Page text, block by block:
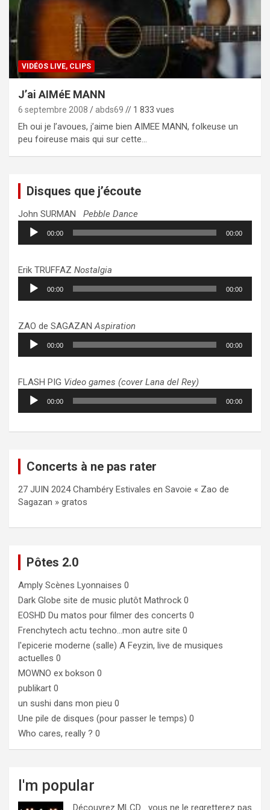
VIDÉOS LIVE, CLIPS
J’ai AIMéE MANN
6 septembre 2008 abds69 // 1 833 vues
Eh oui je l’avoues, j’aime bien AIMEE MANN, folkeuse un
peu foireuse mais qui sur cette…
Disques que j’écoute
John SURMAN Pebble Dance
Lecteur
audio
00:00 00:00
Erik TRUFFAZ Nostalgia
Lecteur
audio
00:00 00:00
ZAO de SAGAZANAspiration
Lecteur
audio
00:00 00:00
FLASH PIG Video games (cover Lana del Rey)
Lecteur
audio
00:00 00:00
Concerts à ne pas rater
27 JUIN 2024 Chambéry Estivales en Savoie « Zao de
Sagazan » gratos
Pôtes 2.0
Amply Scènes Lyonnaises 0
Dark Globe site de music plutôt Mathrock 0
EOSHD Du matos pour filmer des concerts 0
Frenchytech actu techno…mon autre site 0
l'epicerie moderne (salle) A Feyzin, live de musiques
actuelles 0
MOWNO ex bokson 0
publikart 0
un sushi dans mon pieu 0
Une pile de disques (pour passer le temps) 0
Who cares, really ? 0
I'm popular
Découvrez MLCD… vous ne le regretterez pas